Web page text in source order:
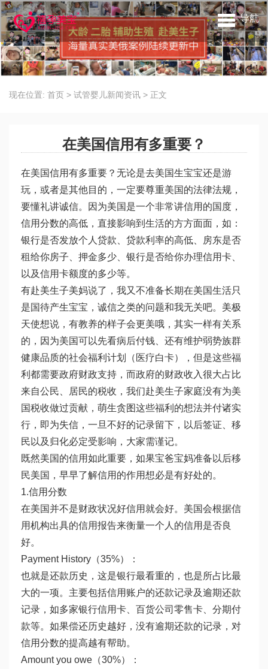
导航
现在位置: 首页 > 试管婴儿新闻资讯 > 正文
在美国信用有多重要？
在美国信用有多重要？无论是去美国生宝宝还是游
玩，或者是其他目的，一定要尊重美国的法律法规，
要懂礼讲诚信。因为美国是一个非常讲信用的国度，
信用分数的高低，直接影响到生活的方方面面，如：
银行是否发放个人贷款、贷款利率的高低、房东是否
租给你房子、押金多少、银行是否给你办理信用卡、
以及信用卡额度的多少等。
有赴美生子美妈说了，我又不准备长期在美国生活只
是国待产生宝宝，诚信之类的问题和我无关吧。美极
天使想说，有教养的样子会更美哦，其实一样有关系
的，因为美国可以先看病后付钱、还有维护弱势族群
健康品质的社会福利计划（医疗白卡），但是这些福
利都需要政府财政支持，而政府的财政收入很大占比
来自公民、居民的税收，我们赴美生子家庭没有为美
国税收做过贡献，萌生贪图这些福利的想法并付诸实
行，即为失信，一旦不好的记录留下，以后签证、移
民以及归化必定受影响，大家需谨记。
既然美国的信用如此重要，如果宝爸宝妈准备以后移
民美国，早早了解信用的作用想必是有好处的。
1.信用分数
在美国并不是财政状况好信用就会好。美国会根据信
用机构出具的信用报告来衡量一个人的信用是否良
好。
Payment History（35%）：
也就是还款历史，这是银行最看重的，也是所占比最
大的一项。主要包括信用账户的还款记录及逾期还款
记录，如多家银行信用卡、百货公司零售卡、分期付
款等。如果偿还历史越好，没有逾期还款的记录，对
信用分数的提高越有帮助。
Amount you owe（30%）：